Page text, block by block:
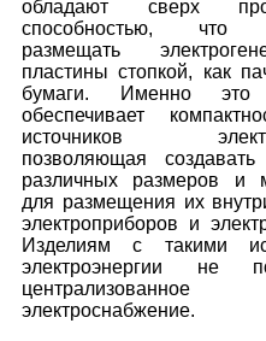
обладают сверх
способностью, что
размещать
пластины стопкой, как
бумаги. Именно это
обеспечивает
источников
позволяющая создавать
различных размеров и
для размещения их
электроприборов и
Изделиям с такими
электроэнергии не
централизованное
электроснабжение.